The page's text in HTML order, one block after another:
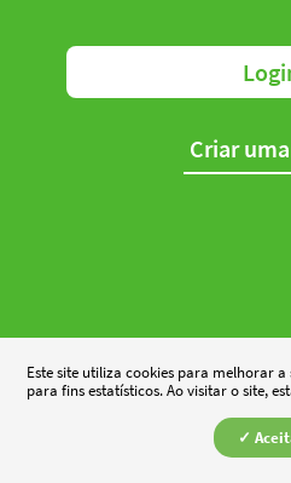
Criar
Este site utiliza cookies para melhorar
para fins estatísticos. Ao visitar o site,
✓